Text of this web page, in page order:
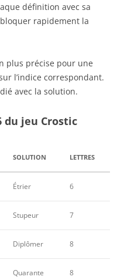
définition avec sa
rapidement la
plus précise pour une
l’indice correspondant.
avec la solution.
du jeu Crostic
SOLUTION LETTRES
Étrier 6
Stupeur 7
Diplômer 8
Quarante 8